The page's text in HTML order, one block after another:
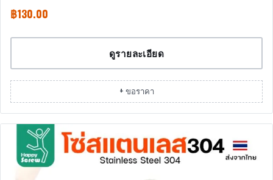
฿130.00
ดูรายละเอียด
+ ขอราคา